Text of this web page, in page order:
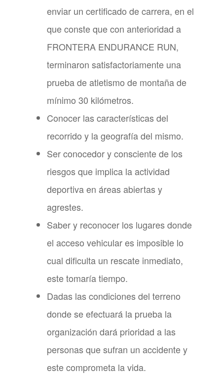
enviar un certificado de carrera, en el
que conste que con anterioridad a
FRONTERA ENDURANCE RUN,
terminaron satisfactoriamente una
prueba de atletismo de montaña de
mínimo 30 kilómetros.
Conocer las características del
recorrido y la geografía del mismo.
Ser conocedor y consciente de los
riesgos que implica la actividad
deportiva en áreas abiertas y
agrestes.
Saber y reconocer los lugares donde
el acceso vehicular es imposible lo
cual dificulta un rescate inmediato,
este tomaría tiempo.
Dadas las condiciones del terreno
donde se efectuará la prueba la
organización dará prioridad a las
personas que sufran un accidente y
este comprometa la vida.